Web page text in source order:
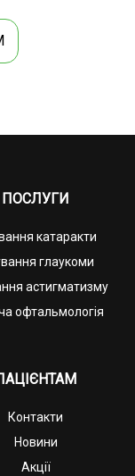
ПОСЛУГИ
катаракти
глаукоми
астигматизму
офтальмологія
Контакти
Новини
Акції